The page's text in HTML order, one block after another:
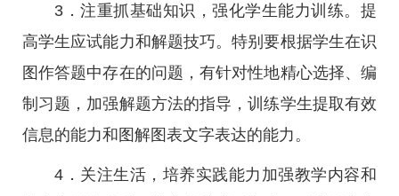
3．注重抓基础知识，强化学生能力训练。提
高学生应试能力和解题技巧。特别要根据学生在识
图作答题中存在的问题，有针对性地精心选择、编
制习题，加强解题方法的指导，训练学生提取有效
信息的能力和图解图表文字表达的能力。
4．关注生活，培养实践能力加强教学内容和